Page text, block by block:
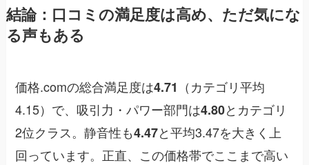
結論：口コミの満足度は高め、ただ気にな
る声もある
価格.comの総合満足度は4.71 （カテゴリ平均
4.15）で、吸引力・パワー部門は4.80とカテゴリ
2位クラス。静音性も4.47と平均3.47を大きく上
回っています。正直、この価格帯でここまで高い